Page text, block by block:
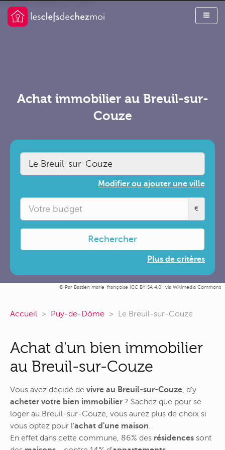
Par Bastien marie-françoise [CC BY-SA 4.0], via Wikimedia Commons
Achat immobilier au Breuil-sur-
Couze
Modifier ou ajouter une ville
€
Rechercher
Plus de critères
Accueil Puy-de-Dôme Le Breuil-sur-Couze
Achat d'un bien immobilier
au Breuil-sur-Couze
Vous avez décidé de vivre au Breuil-sur-Couze, d'y
acheter votre bien immobilier ? Sachez que pour se
loger au Breuil-sur-Couze, vous aurez plus de choix si
vous optez pour l'achat d'une maison.
En effet dans cette commune, 86% des résidences sont